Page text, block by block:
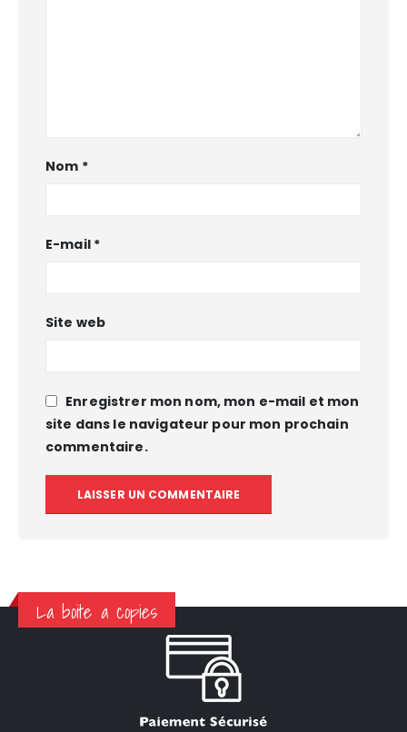
Nom *
E-mail *
Site web
Enregistrer mon nom, mon e-mail et mon
site dans le navigateur pour mon prochain
commentaire.
La boite a copies